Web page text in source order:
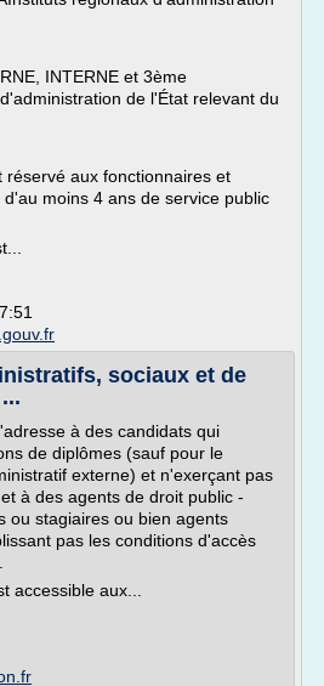
INTERNE et 3ème
de l'État relevant du
réservé aux fonctionnaires et
moins 4 ans de service public
sociaux et de
à des candidats qui
de diplômes (sauf pour le
externe) et n'exerçant pas
à des agents de droit public -
ou stagiaires ou bien agents
pas les conditions d'accès
accessible aux...